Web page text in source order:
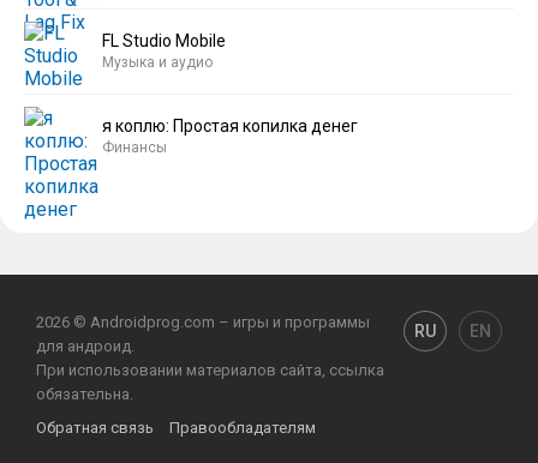
FL Studio Mobile
Музыка и аудио
я коплю: Простая копилка денег
Финансы
2026 © Androidprog.com – игры и программы
для андроид.
При использовании материалов сайта, ссылка
обязательна.
Обратная связь
Правообладателям
RU EN